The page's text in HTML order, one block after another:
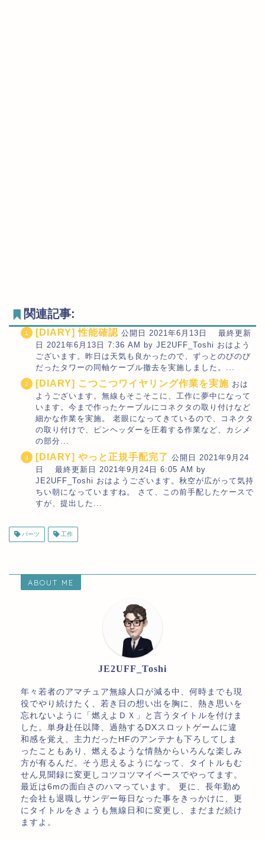
関連記事:
[DIARY] 性能確認 公開日 2021年6月13日 最終更新
日 2021年6月13日 7:36 AM by JE2UFF_Toshi おはよう
ございます。昨日は天気も良かったので、ずっとのびのび
だったタワーの同軸ケーブル撤去を実施しました。...
[DIARY] こつこつワイヤリング作業を実施 おは
ようございます。無線もそこそこに、工作に夢中になって
います。今まで作ったケーブルにコネクタの取り付けなど
細かな作業を実施。 老眼になってきているので、コネクタ
の取り付けで、ピンヘッダーを圧着する作業など、カシメ
の部分...
[DIARY] やっと正規手配完了 公開日 2021年9月24
日 最終更新日 2021年9月24日 6:05 AM by
JE2UFF_Toshi おはようございます。秋空が広がって気持
ちい朝になっていますね。 さて、この前手配したケースで
すが、提出した...
パーツ 工作
ABOUT ME
JE2UFF_Toshi
年々若者のアマチュア無線人口が減る中、何時までも現
役でやり続けたく、若き日の想い出を胸に、熱き思いを
忘れないように「燃えよＤＸ」と言うタイトルを付けま
した。単身赴任以降、過熱するDXスロットゲームに違
和感を覚え、主力だったHFのアンテナも下ろしてしま
ったこともあり、燃えるような情熱からいろんな楽しみ
方が有るんだ。そう思えるようになって、タイトルもむ
せん見聞録に変更しコツコツマイペースでやってます。
最近は6mの面白さのハマっています。 更に、長年勤め
た会社も退職しサンデー毎日なった事をきっかけに、更
にタイトルをきょうも無線日和に変更し、まだまだ続け
ますよ。